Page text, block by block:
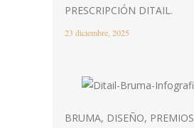
PRESCRIPCIÓN DITAIL.
23 diciembre, 2025
BRUMA, DISEÑO, PREMIOS